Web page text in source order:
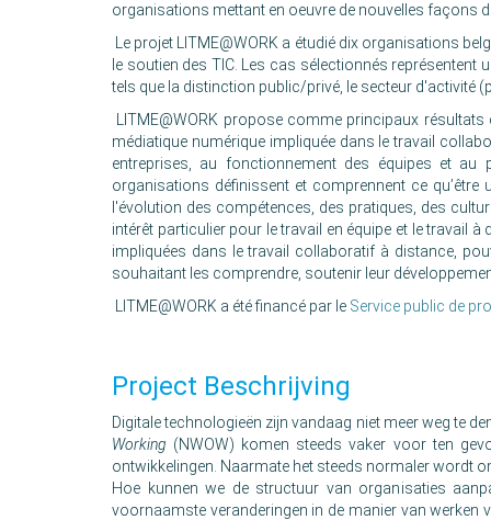
organisations mettant en oeuvre de nouvelles façons
Le projet LITME@WORK a étudié dix organisations
le soutien des TIC. Les cas sélectionnés représentent
tels que la distinction public/privé, le secteur d'activité
LITME@WORK propose comme principaux
médiatique numérique impliquée dans le travail
entreprises, au fonctionnement des équipes et
organisations définissent et comprennent ce
l'évolution des compétences, des pratiques, des
intérêt particulier pour le travail en équipe et le travail
impliquées dans le travail collaboratif à distance,
souhaitant les comprendre, soutenir leur
LITME@WORK a été financé par le Service public de
Project Beschrijving
Digitale technologieën zijn vandaag niet meer weg te
Working (NWOW) komen steeds vaker voor ten
ontwikkelingen. Naarmate het steeds normaler wordt
Hoe kunnen we de structuur van organisaties
voornaamste veranderingen in de manier van werken